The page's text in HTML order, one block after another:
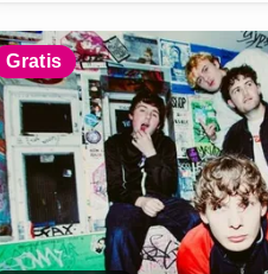
Gratis